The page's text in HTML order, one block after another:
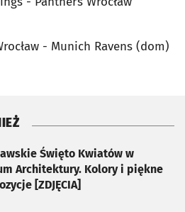
- Munich Ravens (dom)
Święto Kwiatów w
Architektury. Kolory i piękne
[ZDJĘCIA]